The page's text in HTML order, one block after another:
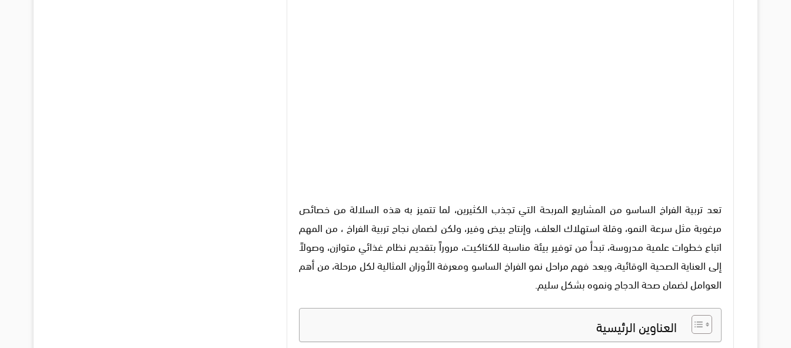
تعد تربية الفراخ الساسو من المشاريع المربحة التي تجذب الكثيرين، لما تتميز به هذه السلالة من خصائص
مرغوبة مثل سرعة النمو، وقلة استهلاك العلف، وإنتاج بيض وفير، ولكن لضمان نجاح تربية الفراخ ، من المهم
اتباع خطوات علمية مدروسة، تبدأ من توفير بيئة مناسبة للكتاكيت، مروراً بتقديم نظام غذائي متوازن، وصولاً
إلى العناية الصحية الوقائية، ويعد فهم مراحل نمو الفراخ الساسو ومعرفة الأوزان المثالية لكل مرحلة، من أهم
العوامل لضمان صحة الدجاج ونموه بشكل سليم.
العناوين الرئيسية